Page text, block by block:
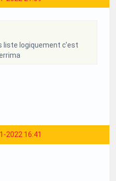
liste logiquement c'est
2022 16:41